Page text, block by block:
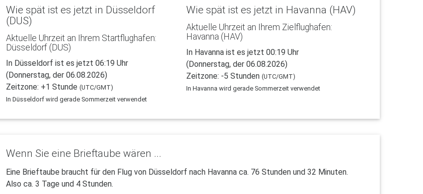
Wie spät ist es jetzt in Düsseldorf
(DUS)
Aktuelle Uhrzeit an Ihrem Startflughafen:
Düsseldorf (DUS)
In Düsseldorf ist es jetzt 06:19 Uhr
(Donnerstag, der 06.08.2026)
Zeitzone: +1 Stunde(UTC/GMT)
In Düsseldorf wird gerade Sommerzeit verwendet
Wie spät ist es jetzt in Havanna (HAV)
Aktuelle Uhrzeit an Ihrem Zielflughafen:
Havanna (HAV)
In Havanna ist es jetzt 00:19 Uhr
(Donnerstag, der 06.08.2026)
Zeitzone: -5 Stunden (UTC/GMT)
In Havanna wird gerade Sommerzeit verwendet
Wenn Sie eine Brieftaube wären ...
Eine Brieftaube braucht für den Flug von Düsseldorf nach Havanna ca. 76 Stunden und 32 Minuten.
Also ca. 3 Tage und 4 Stunden.